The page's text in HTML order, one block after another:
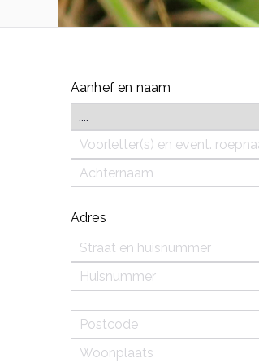
Aanhef en naam
Adres